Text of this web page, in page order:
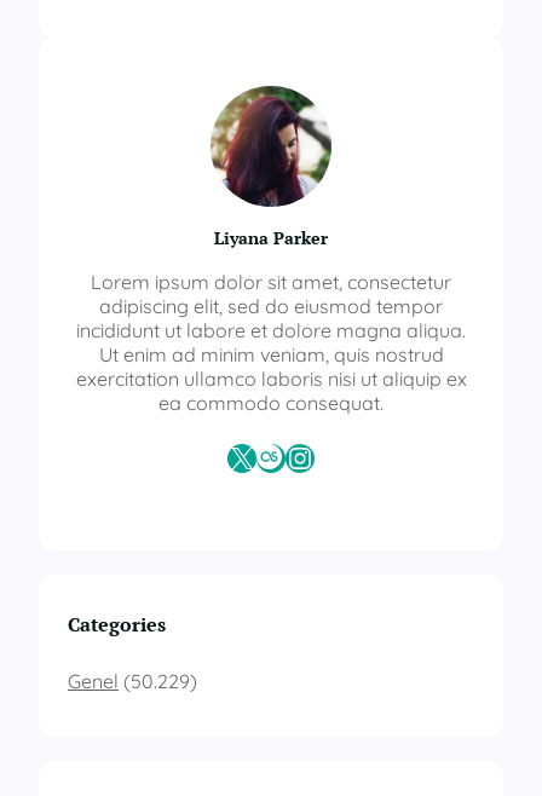
Liyana Parker
Lorem ipsum dolor sit amet, consectetur
adipiscing elit, sed do eiusmod tempor
incididunt ut labore et dolore magna aliqua.
Ut enim ad minim veniam, quis nostrud
exercitation ullamco laboris nisi ut aliquip ex
ea commodo consequat.
X Last.fmInstagram
Categories
Genel (50.229)